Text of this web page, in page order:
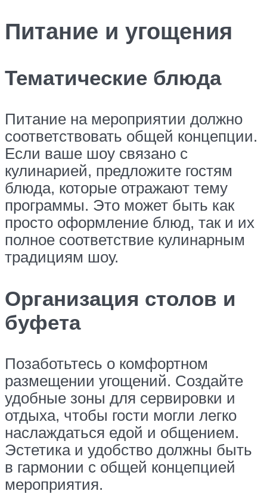
Питание и угощения
Тематические блюда
Питание на мероприятии должно
соответствовать общей концепции.
Если ваше шоу связано с
кулинарией, предложите гостям
блюда, которые отражают тему
программы. Это может быть как
просто оформление блюд, так и их
полное соответствие кулинарным
традициям шоу.
Организация столов и
буфета
Позаботьтесь о комфортном
размещении угощений. Создайте
удобные зоны для сервировки и
отдыха, чтобы гости могли легко
наслаждаться едой и общением.
Эстетика и удобство должны быть
в гармонии с общей концепцией
мероприятия.